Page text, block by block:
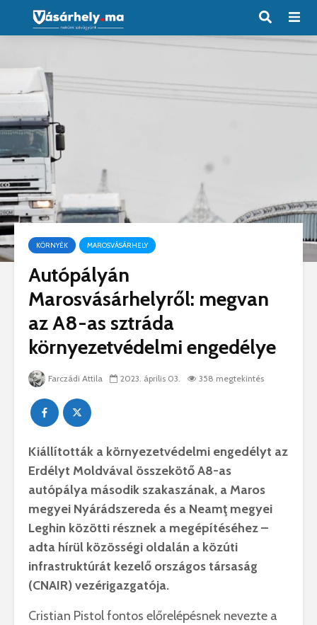
KÖRNYÉK MAROSVÁSÁRHELY
Autópályán
Marosvásárhelyről: megvan
az A8-as sztráda
környezetvédelmi engedélye
Farczádi Attila 2023. április 03. 358 megtekintés
Kiállították a környezetvédelmi engedélyt az
Erdélyt Moldvával összekötő A8-as
autópálya második szakaszának, a Maros
megyei Nyárádszereda és a Neamţ megyei
Leghin közötti résznek a megépítéséhez –
adta hírül közösségi oldalán a közúti
infrastruktúrát kezelő országos társaság
(CNAIR) vezérigazgatója.
Cristian Pistol fontos előrelépésnek nevezte a